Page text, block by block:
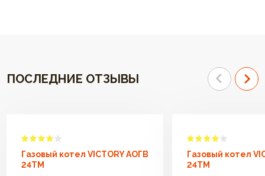
ПОСЛЕДНИЕ ОТЗЫВЫ
Газовый котел VICTORY АОГВ
24TM
Газовый котел
24TM